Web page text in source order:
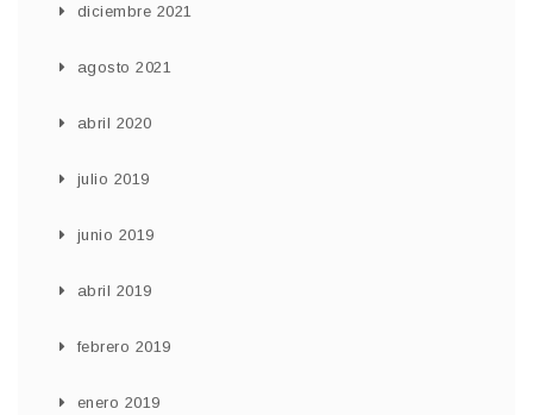
diciembre 2021
agosto 2021
abril 2020
julio 2019
junio 2019
abril 2019
febrero 2019
enero 2019